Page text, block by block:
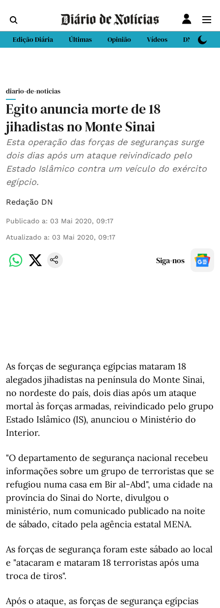
Edição Diária Últimas Opinião Vídeos DN Sport
diario-de-noticias
Egito anuncia morte de 18
jihadistas no Monte Sinai
Esta operação das forças de seguranças surge
dois dias após um ataque reivindicado pelo
Estado Islâmico contra um veículo do exército
egípcio.
Redação DN
Publicado a: 03 Mai 2020, 09:17
Atualizado a: 03 Mai 2020, 09:17
Siga-nos
As forças de segurança egípcias mataram 18
alegados jihadistas na península do Monte Sinai,
no nordeste do país, dois dias após um ataque
mortal às forças armadas, reivindicado pelo grupo
Estado Islâmico (IS), anunciou o Ministério do
Interior.
"O departamento de segurança nacional recebeu
informações sobre um grupo de terroristas que se
refugiou numa casa em Bir al-Abd", uma cidade na
província do Sinai do Norte, divulgou o
ministério, num comunicado publicado na noite
de sábado, citado pela agência estatal MENA.
As forças de segurança foram este sábado ao local
e "atacaram e mataram 18 terroristas após uma
troca de tiros".
Após o ataque, as forças de segurança egípcias